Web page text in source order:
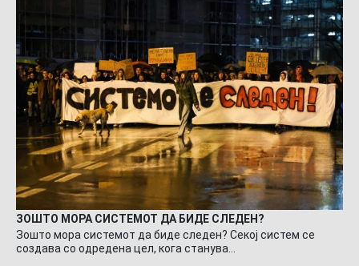
ЗОШТО МОРА СИСТЕМОТ ДА БИДЕ СЛЕДЕН?
Зошто мора системот да биде следен? Секој систем се
создава со одредена цел, кога станува…